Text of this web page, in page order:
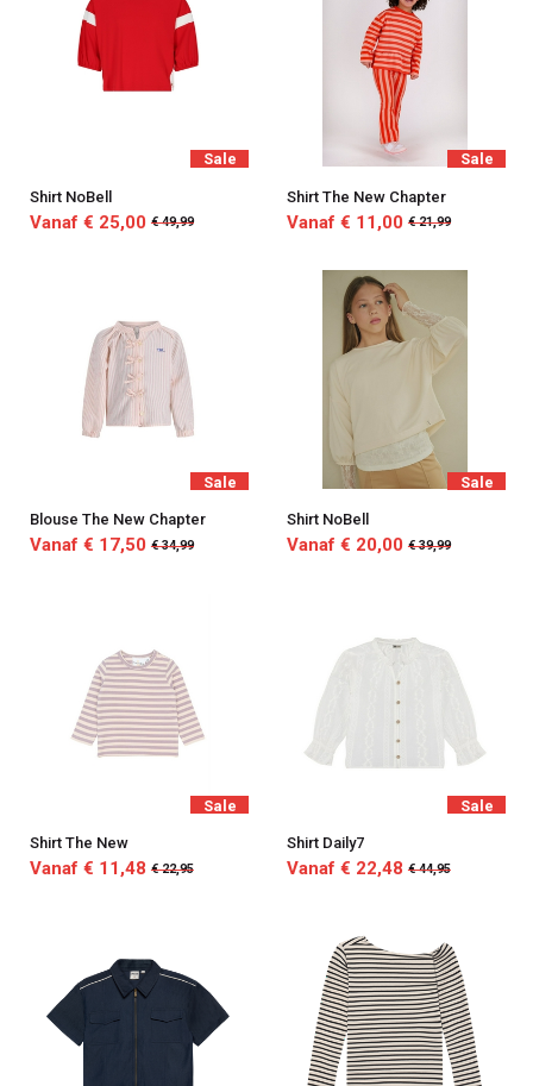
Sale
Shirt NoBell
Vanaf € 25,00 € 49,99
Sale
Shirt The New Chapter
Vanaf € 11,00 € 21,99
Sale
Blouse The New Chapter
Vanaf € 17,50 € 34,99
Sale
Shirt NoBell
Vanaf € 20,00 € 39,99
Sale
Shirt The New
Vanaf € 11,48 € 22,95
Sale
Shirt Daily7
Vanaf € 22,48 € 44,95